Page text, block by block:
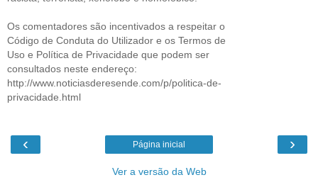
Os comentadores são incentivados a respeitar o
Código de Conduta do Utilizador e os Termos de
Uso e Política de Privacidade que podem ser
consultados neste endereço:
http://www.noticiasderesende.com/p/politica-de-
privacidade.html
‹ ›
Página inicial
Ver a versão da Web